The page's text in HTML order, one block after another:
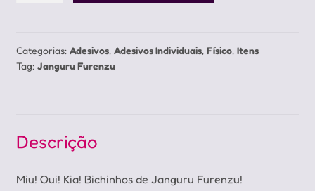
Categorias: Adesivos, Adesivos Individuais, Físico, Itens
Tag: Janguru Furenzu
Descrição
Miu! Oui! Kia! Bichinhos de Janguru Furenzu!